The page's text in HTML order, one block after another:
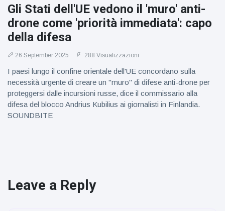
Gli Stati dell'UE vedono il 'muro' anti-
drone come 'priorità immediata': capo
della difesa
26 September 2025 288 Visualizzazioni
I paesi lungo il confine orientale dell'UE concordano sulla
necessità urgente di creare un "muro" di difese anti-drone per
proteggersi dalle incursioni russe, dice il commissario alla
difesa del blocco Andrius Kubilius ai giornalisti in Finlandia.
SOUNDBITE
Leave a Reply